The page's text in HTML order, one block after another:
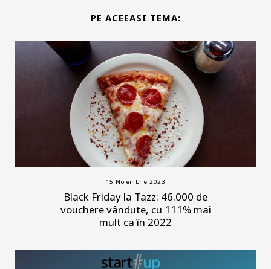
PE ACEEASI TEMA:
15 Noiembrie 2023
Black Friday la Tazz: 46.000 de
vouchere vândute, cu 111% mai
mult ca în 2022